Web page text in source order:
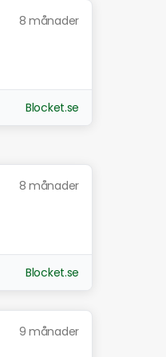
8 månader
Blocket.se
8 månader
Blocket.se
9 månader